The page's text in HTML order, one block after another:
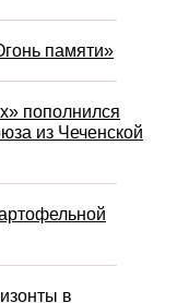
памяти»
пополнился
из Чеченской
в